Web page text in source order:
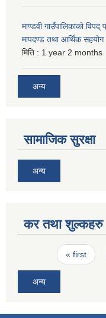
माण्डवी गाउँपालिकाको विपद्
मापदण्ड तथा आर्थिक
मिति : 1 year 2 months
अन्य
सामाजिक सुरक्षा
अन्य
कर तथा शुल्कहरु
Pages« first
अन्य